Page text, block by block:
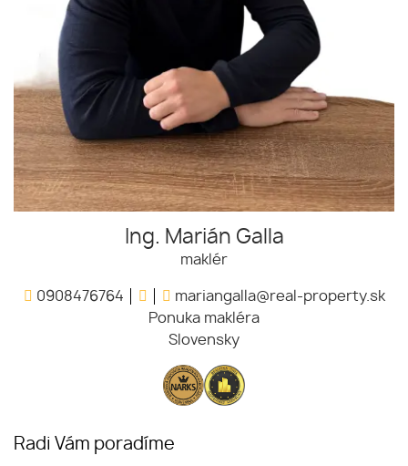
Ing. Marián Galla
maklér
0908476764
mariangalla@real-property.sk
Ponuka makléra
Slovensky
Radi Vám poradíme